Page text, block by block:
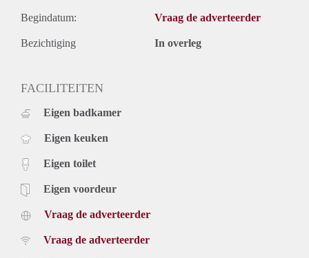
Begindatum: Vraag de adverteerder
Bezichtiging In overleg
FACILITEITEN
Eigen badkamer
Eigen keuken
Eigen toilet
Eigen voordeur
Vraag de adverteerder
Vraag de adverteerder